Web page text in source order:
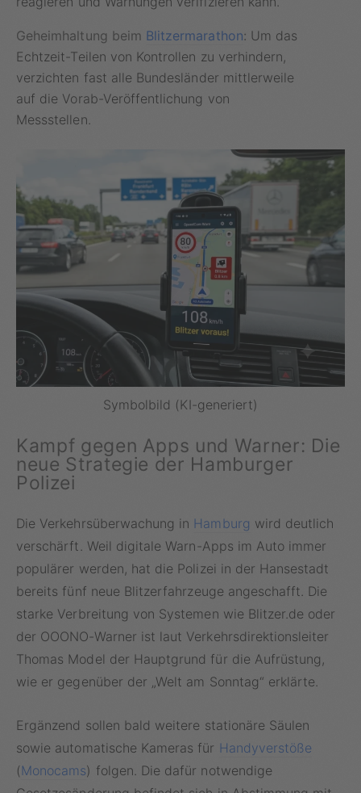
Geheimhaltung beim Blitzermarathon: Um das
Echtzeit-Teilen von Kontrollen zu verhindern,
verzichten fast alle Bundesländer mittlerweile
auf die Vorab-Veröffentlichung von
Messstellen.
Symbolbild (KI-generiert)
Kampf gegen Apps und Warner: Die
neue Strategie der Hamburger
Polizei
Die Verkehrsüberwachung in Hamburg wird deutlich
verschärft. Weil digitale Warn-Apps im Auto immer
populärer werden, hat die Polizei in der Hansestadt
bereits fünf neue Blitzerfahrzeuge angeschafft. Die
starke Verbreitung von Systemen wie Blitzer.de oder
der OOONO-Warner ist laut Verkehrsdirektionsleiter
Thomas Model der Hauptgrund für die Aufrüstung,
wie er gegenüber der „Welt am Sonntag“ erklärte.
Ergänzend sollen bald weitere stationäre Säulen
sowie automatische Kameras für Handyverstöße
(Monocams) folgen. Die dafür notwendige